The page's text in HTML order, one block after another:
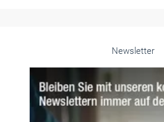
Newsletter